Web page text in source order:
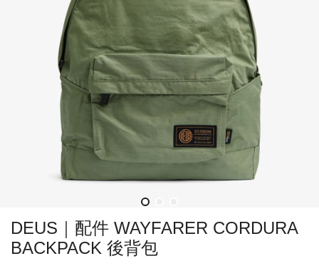
DEUS｜配件 WAYFARER CORDURA
BACKPACK 後背包